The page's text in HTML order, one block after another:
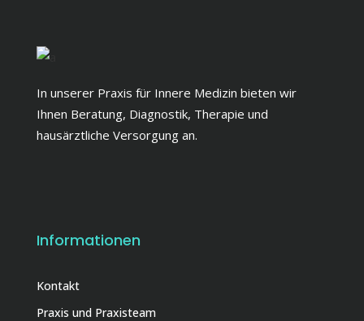
In unserer Praxis für Innere Medizin bieten wir
Ihnen Beratung, Diagnostik, Therapie und
hausärztliche Versorgung an.
Informationen
Kontakt
Praxis und Praxisteam